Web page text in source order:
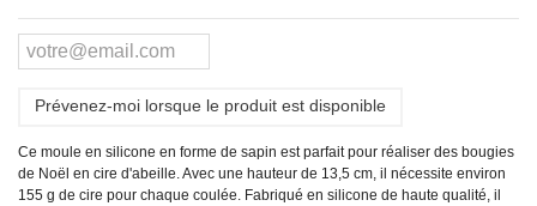
Prévenez-moi lorsque le produit est disponible
Ce moule en silicone en forme de sapin est parfait pour réaliser des bougies
de Noël en cire d'abeille. Avec une hauteur de 13,5 cm, il nécessite environ
155 g de cire pour chaque coulée. Fabriqué en silicone de haute qualité, il